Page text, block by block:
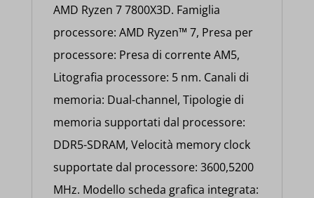
AMD Ryzen 7 7800X3D. Famiglia
processore: AMD Ryzen™ 7, Presa per
processore: Presa di corrente AM5,
Litografia processore: 5 nm. Canali di
memoria: Dual-channel, Tipologie di
memoria supportati dal processore:
DDR5-SDRAM, Velocità memory clock
supportate dal processore: 3600,5200
MHz. Modello scheda grafica integrata: